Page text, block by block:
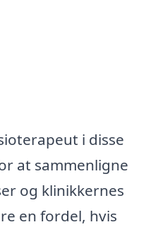
i disse
at sammenligne
og klinikkernes
en fordel, hvis